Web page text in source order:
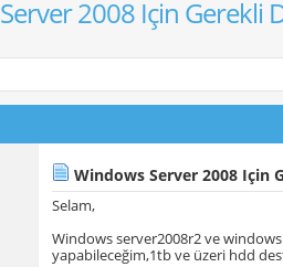
2008 Için Gerekli
Windows Server 2008 Için
Selam,
Windows server2008r2 ve
yapabileceğim,1tb ve üzeri hdd